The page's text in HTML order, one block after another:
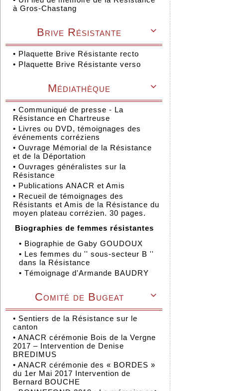
à Gros-Chastang

Brive Résistante
• Plaquette Brive Résistante recto
• Plaquette Brive Résistante verso

Médiathèque
• Communiqué de presse - La
Résistance en Chartreuse
• Livres ou DVD, témoignages des
événements corréziens
• Ouvrage Mémorial de la Résistance
et de la Déportation
• Ouvrages généralistes sur la
Résistance
• Publications ANACR et Amis
• Recueil de témoignages des
Résistants et Amis de la Résistance du
moyen plateau corrézien. 30 pages.
Biographies de femmes résistantes
• Biographie de Gaby GOUDOUX
• Les femmes du '' sous-secteur B ''
dans la Résistance
• Témoignage d'Armande BAUDRY

Comité de Bugeat
• Sentiers de la Résistance sur le
canton
• ANACR cérémonie Bois de la Vergne
2017 – Intervention de Denise
BREDIMUS
• ANACR cérémonie des « BORDES »
du 1er Mai 2017 Intervention de
Bernard BOUCHE